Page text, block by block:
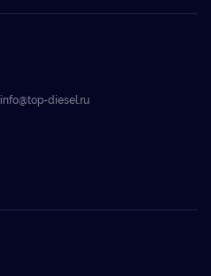
info@top-diesel.ru